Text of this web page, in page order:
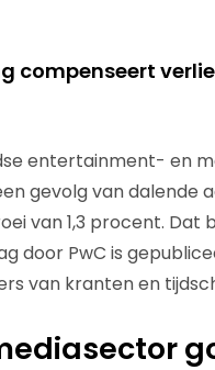
compenseert
entertainment- en
gevolg van
van 1,3 procent.
door PwC is
van kranten en